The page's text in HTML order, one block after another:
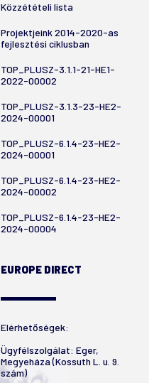
Közzétételi lista
Projektjeink 2014-2020-as
fejlesztési ciklusban
TOP_PLUSZ-3.1.1-21-HE1-
2022-00002
TOP_PLUSZ-3.1.3-23-HE2-
2024-00001
TOP_PLUSZ-6.1.4-23-HE2-
2024-00001
TOP_PLUSZ-6.1.4-23-HE2-
2024-00002
TOP_PLUSZ-6.1.4-23-HE2-
2024-00004
EUROPE DIRECT
Elérhetőségek:
Ügyfélszolgálat: Eger,
Megyeháza (Kossuth L. u. 9.
szám)